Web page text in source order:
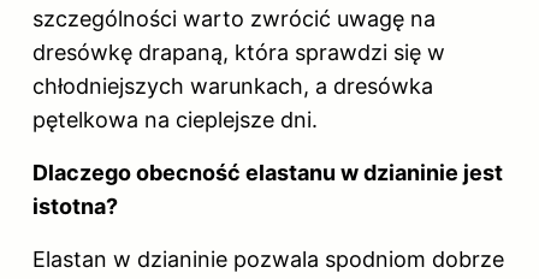
szczególności warto zwrócić uwagę na
dresówkę drapaną, która sprawdzi się w
chłodniejszych warunkach, a dresówka
pętelkowa na cieplejsze dni.
Dlaczego obecność elastanu w dzianinie jest
istotna?
Elastan w dzianinie pozwala spodniom dobrze